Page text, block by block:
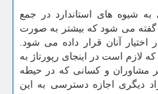
شیوه های استاندارد در جمع
گفته می شود که بیشتر به صورت
آنان قرار داده می شود.
لازم است در اینجای رپورتاژ به
مشاوران و کسانی که در حیطه
دیگری اجازه دسترسی به این